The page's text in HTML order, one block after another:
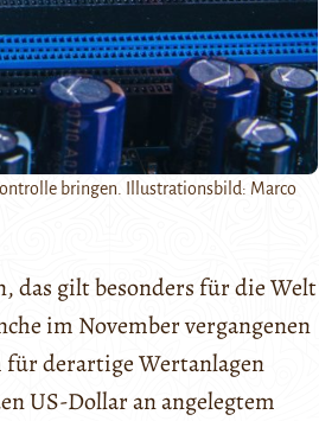
bringen. Illustrationsbild: Marco
das gilt besonders für die Welt
im November vergangenen
derartige Wertanlagen
US-Dollar an angelegtem